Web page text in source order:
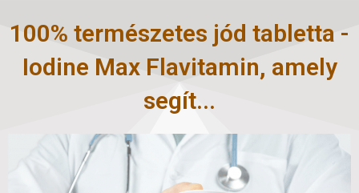
100% természetes jód tabletta -
Iodine Max Flavitamin, amely
segít...